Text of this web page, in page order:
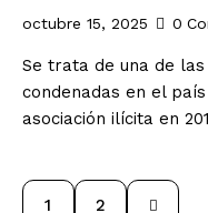
octubre 15, 2025 0
Se trata de una de
condenadas en el
asociación ilícita en
1 2
>